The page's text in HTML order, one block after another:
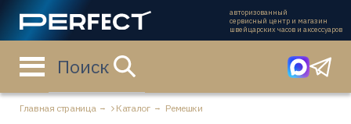
авторизованный
сервисный центр и магазин
швейцарских часов и аксессуаров
Поиск
Главная страница Каталог Ремешки